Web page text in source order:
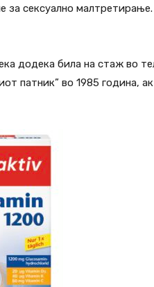
сексуално
додека била на стаж во
патник” во 1985 година,